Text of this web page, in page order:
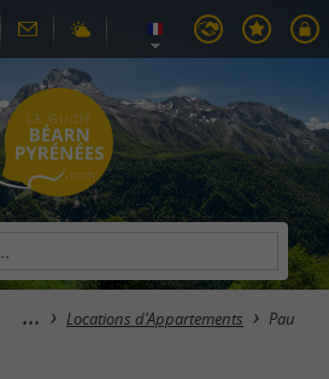
Locations d'Appartements Pau